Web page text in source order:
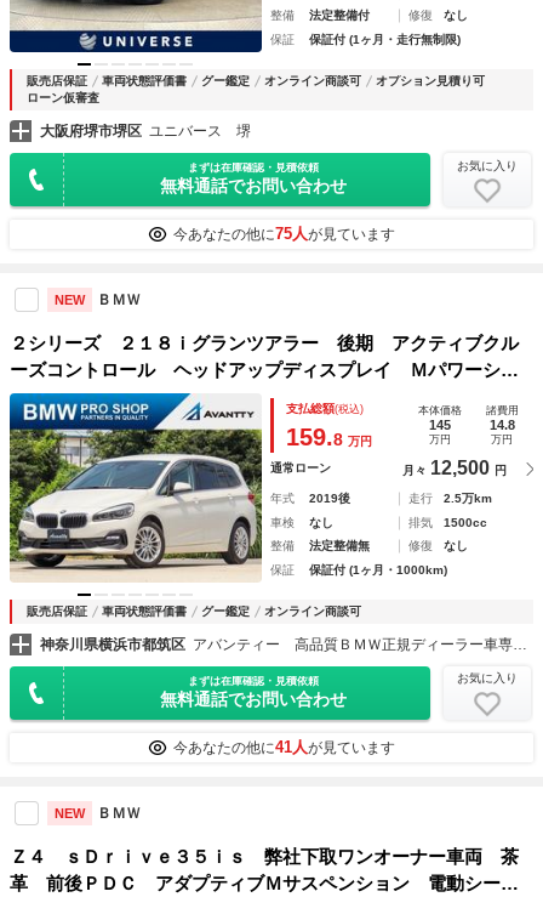
整備
法定整備付 修復
なし
保証
保証付 (1ヶ月・走行無制限)
販売店保証 車両状態評価書 グー鑑定 オンライン商談可
オプション見積り可
ローン仮審査
大阪府堺市堺区 ユニバース 堺
まずは在庫確認・見積依頼
無料通話でお問い合わせ
お気に入り
今あなたの他に75人が見ています
NEW ＢＭＷ
２シリーズ ２１８ｉグランツアラー 後期 アクティブクル
ーズコントロール ヘッドアップディスプレイ Ｍパワーシー
ト シートヒーター コンフォートアクセス 電動リアゲー
ト バックカメラ ＰＤＣセンサー ＬＥＤヘッドライト＆フ
ォグランプ
支払総額(税込)
159.8 万円
本体価格
145
万円
諸費用
14.8
万円
通常ローン 月々 12,500 円
年式 2019後 走行
2.5万km
車検
なし 排気
1500cc
整備
法定整備無 修復
なし
保証
保証付 (1ヶ月・1000km)
販売店保証 車両状態評価書 グー鑑定 オンライン商談可
神奈川県横浜市都筑区
まずは在庫確認・見積依頼
無料通話でお問い合わせ
お気に入り
今あなたの他に41人が見ています
NEW ＢＭＷ
Ｚ４ ｓＤｒｉｖｅ３５ｉｓ 弊社下取ワンオーナー車両 茶
革 前後ＰＤＣ アダプティブＭサスペンション 電動シー